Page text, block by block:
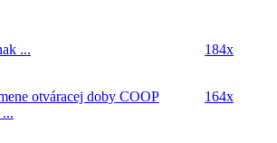
... 184x
otváracej doby COOP
164x